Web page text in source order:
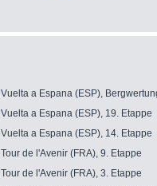
Vuelta a Espana (ESP),
Vuelta a Espana (ESP), 19. Etappe
Vuelta a Espana (ESP), 14. Etappe
Tour de l'Avenir (FRA), 9. Etappe
Tour de l'Avenir (FRA), 3. Etappe